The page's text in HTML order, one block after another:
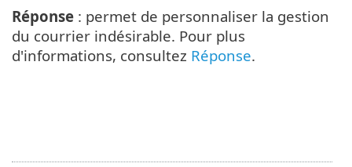
Réponse : permet de personnaliser la gestion
du courrier indésirable. Pour plus
d'informations, consultez Réponse.